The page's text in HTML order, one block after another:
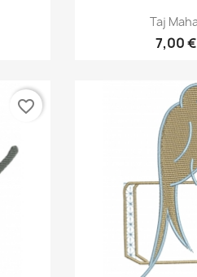
Aperçu
Taj
7,00 €
favorite_border